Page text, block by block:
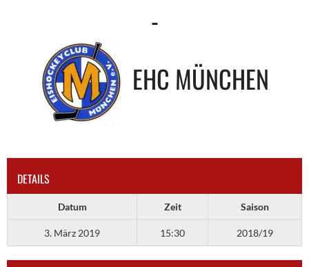
-
EHC MÜNCHEN
DETAILS
Datum Zeit Saison
3. März 2019 15:30 2018/19